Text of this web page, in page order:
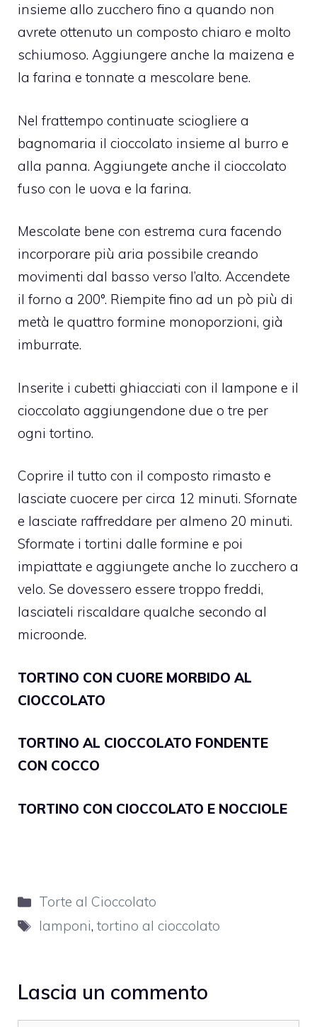
insieme allo zucchero fino a quando non
avrete ottenuto un composto chiaro e molto
schiumoso. Aggiungere anche la maizena e
la farina e tonnate a mescolare bene.
Nel frattempo continuate sciogliere a
bagnomaria il cioccolato insieme al burro e
alla panna. Aggiungete anche il cioccolato
fuso con le uova e la farina.
Mescolate bene con estrema cura facendo
incorporare più aria possibile creando
movimenti dal basso verso l’alto. Accendete
il forno a 200°. Riempite fino ad un pò più di
metà le quattro formine monoporzioni, già
imburrate.
Inserite i cubetti ghiacciati con il lampone e il
cioccolato aggiungendone due o tre per
ogni tortino.
Coprire il tutto con il composto rimasto e
lasciate cuocere per circa 12 minuti. Sfornate
e lasciate raffreddare per almeno 20 minuti.
Sformate i tortini dalle formine e poi
impiattate e aggiungete anche lo zucchero a
velo. Se dovessero essere troppo freddi,
lasciateli riscaldare qualche secondo al
microonde.
TORTINO CON CUORE MORBIDO AL
CIOCCOLATO
TORTINO AL CIOCCOLATO FONDENTE
CON COCCO
TORTINO CON CIOCCOLATO E NOCCIOLE
Categorie
Torte al Cioccolato
Tag
lamponi,tortino al cioccolato
Lascia un commento